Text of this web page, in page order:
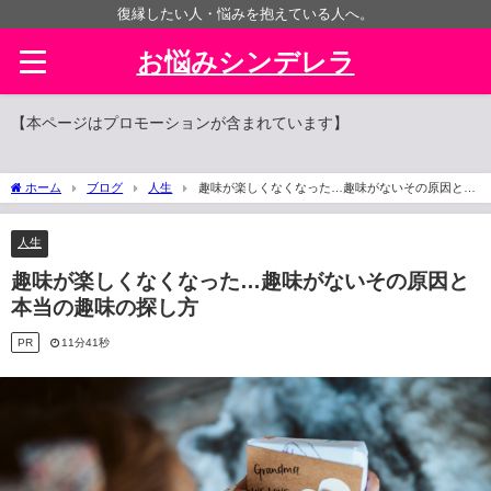
復縁したい人・悩みを抱えている人へ。
お悩みシンデレラ
【本ページはプロモーションが含まれています】
ホーム ブログ 人生
趣味が楽しくなくなった…趣味がないその原因と本
当の趣味の探し方
人生
趣味が楽しくなくなった…趣味がないその原因と
本当の趣味の探し方
PR 11分41秒